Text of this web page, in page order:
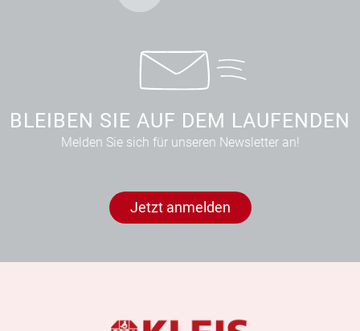
BLEIBEN SIE AUF DEM LAUFENDEN
Melden Sie sich für unseren Newsletter an!
Jetzt anmelden